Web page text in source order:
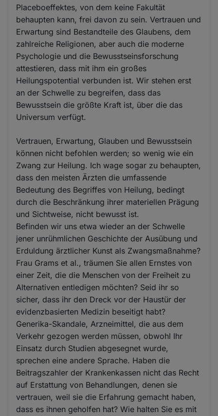
Placeboeffektes, von dem keine Fakultät
behaupten kann, frei davon zu sein. Vertrauen und
Erwartung sind Bestandteile des Glaubens, dem
zahlreiche Religionen, aber auch die moderne
Psychologie und die Bewusstseinsforschung
attestieren, dass mit ihm ein großes
Heilungspotential verbunden ist. Wir stehen erst
an der Schwelle zu begreifen, dass das
Bewusstsein die größte Kraft ist, über die das
Universum verfügt.
Vertrauen, Erwartung, Glauben und Bewusstsein
können nicht befohlen werden; so wenig wie ein
Zwang zur Heilung. Ich wage sogar zu behaupten,
dass den meisten Ärzten die umfassende
Bedeutung des Begriffes von Heilung, bedingt
durch die Beschränkung ihrer materiellen Prägung
und Sichtweise, nicht bewusst ist.
Befinden wir uns etwa wieder an der Schwelle
jener unrühmlichen Geschichte der Ausübung und
Erduldung ärztlicher Kunst als Zwangsmaßnahme?
Frau Grams et al., träumen Sie allen Ernstes von
einer Zeit, die die Menschen von der Freiheit zu
Alternativen entledigen möchten? Seid ihr so
sicher, dass ihr den Dreck vor der Haustür der
evidenzbasierten Medizin beseitigt habt?
Generika-Skandale, Arzneimittel, die aus dem
Verkehr gezogen werden müssen, obwohl Ihr
Einsatz durch Studien abgesegnet wurde,
sprechen eine andere Sprache. Haben die
Beitragszahler der Krankenkassen nicht das Recht
auf Erstattung von Behandlungen, denen sie
vertrauen, weil sie die Erfahrung gemacht haben,
dass es ihnen geholfen hat? Wie halten Sie es mit